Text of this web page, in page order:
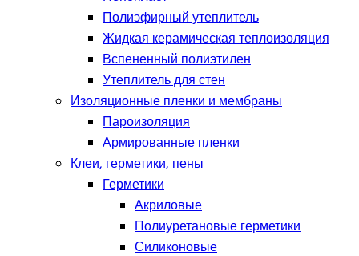
Полиэфирный утеплитель
Жидкая керамическая теплоизоляция
Вспененный полиэтилен
Утеплитель для стен
Изоляционные пленки и мембраны
Пароизоляция
Армированные пленки
Клеи, герметики, пены
Герметики
Акриловые
Полиуретановые герметики
Силиконовые